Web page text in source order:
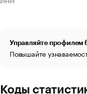
Управляйте профилем
Повышайте
Коды